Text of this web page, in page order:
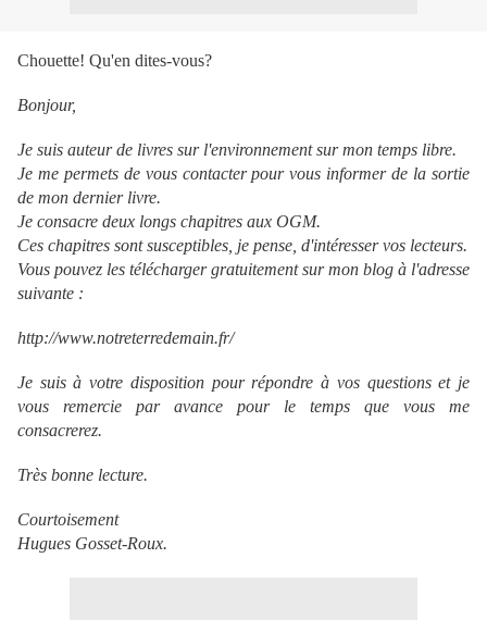
Chouette! Qu'en dites-vous?
Bonjour,
Je suis auteur de livres sur l'environnement sur mon temps libre.
Je me permets de vous contacter pour vous informer de la sortie
de mon dernier livre.
Je consacre deux longs chapitres aux OGM.
Ces chapitres sont susceptibles, je pense, d'intéresser vos lecteurs.
Vous pouvez les télécharger gratuitement sur mon blog à l'adresse
suivante :
http://www.notreterredemain.fr/
Je suis à votre disposition pour répondre à vos questions et je
vous remercie par avance pour le temps que vous me
consacrerez.
Très bonne lecture.
Courtoisement
Hugues Gosset-Roux.